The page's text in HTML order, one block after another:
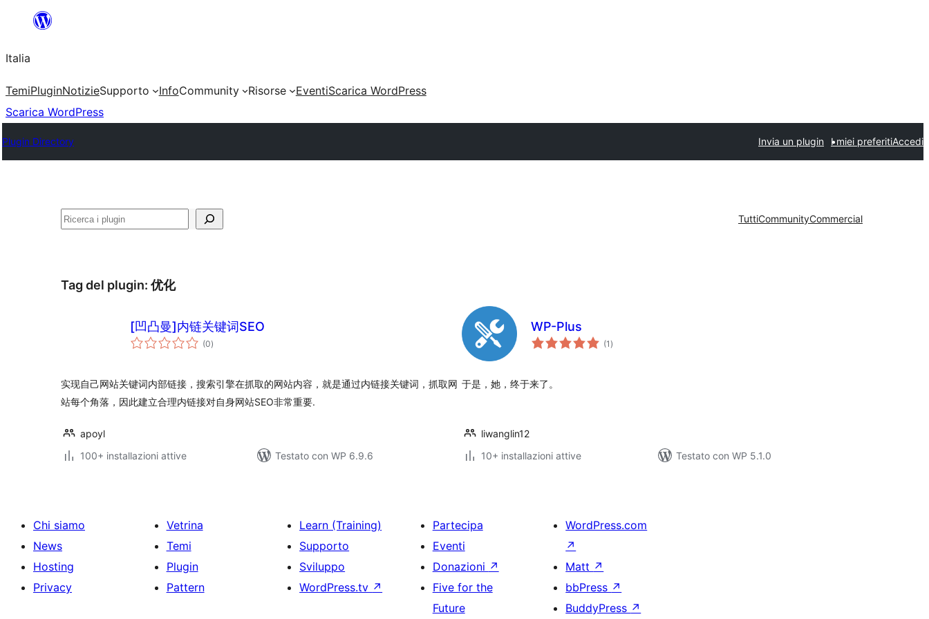
contenuto
Italia
TemiPluginNotizieSupporto InfoCommunity Risorse EventiScarica WordPress
Scarica WordPress
Plugin Directory Invia un plugin I miei preferitiAccedi
Cerca TuttiCommunityCommercial
Tag del plugin: 优化
[凹凸曼]内链关键词SEO
(0valutazioni
totali
)
实现自己网站关键词内部链接，搜索引擎在抓取的网站内容，就是通过内链接关键词，抓取网
站每个角落，因此建立合理内链接对自身网站SEO非常重要.
apoyl
100+ installazioni attive
Testato con WP 6.9.6
WP-Plus
(1 valutazioni
totali
)
于是，她，终于来了。
liwanglin12
10+ installazioni attive
Testato con WP 5.1.0
Chi siamo
News
Hosting
Privacy
Vetrina
Temi
Plugin
Pattern
Learn (Training)
Supporto
Sviluppo
WordPress.tv ↗
Partecipa
Eventi
Donazioni ↗
Five for the
Future
WordPress.com
↗
Matt ↗
bbPress ↗
BuddyPress ↗